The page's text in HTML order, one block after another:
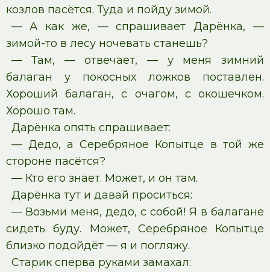
козлов пасётся. Туда и пойду зимой.
— А как же, — спрашивает Дарёнка, —
зимой-то в лесу ночевать станешь?
— Там, — отвечает, — у меня зимний
балаган у покосных ложков поставлен.
Хороший балаган, с очагом, с окошечком.
Хорошо там.
Дарёнка опять спрашивает:
— Дедо, а Серебряное Копытце в той же
стороне пасётся?
— Кто его знает. Может, и он там.
Дарёнка тут и давай проситься:
— Возьми меня, дедо, с собой! Я в балагане
сидеть буду. Может, Серебряное Копытце
близко подойдёт — я и погляжу.
Старик сперва руками замахал: